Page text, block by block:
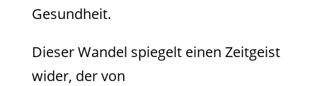
Gesundheit.
Dieser Wandel spiegelt einen Zeitgeist
wider, der von